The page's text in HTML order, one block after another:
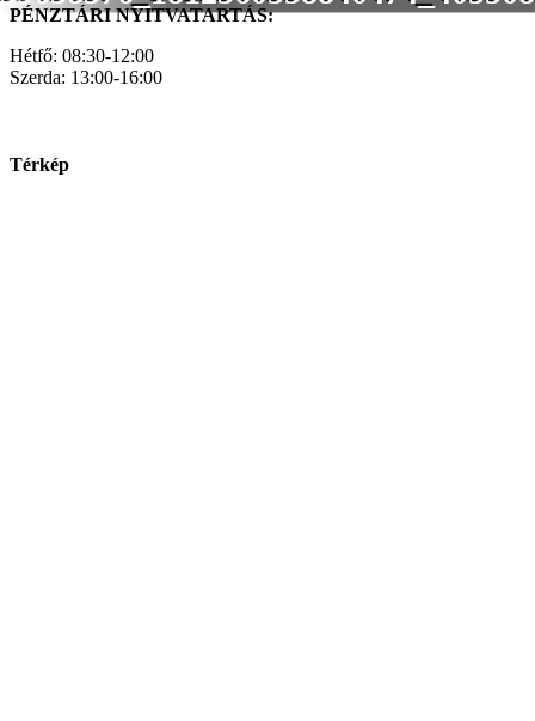
PÉNZTÁRI NYITVATARTÁS:
Hétfő: 08:30-12:00
Szerda: 13:00-16:00
Térkép